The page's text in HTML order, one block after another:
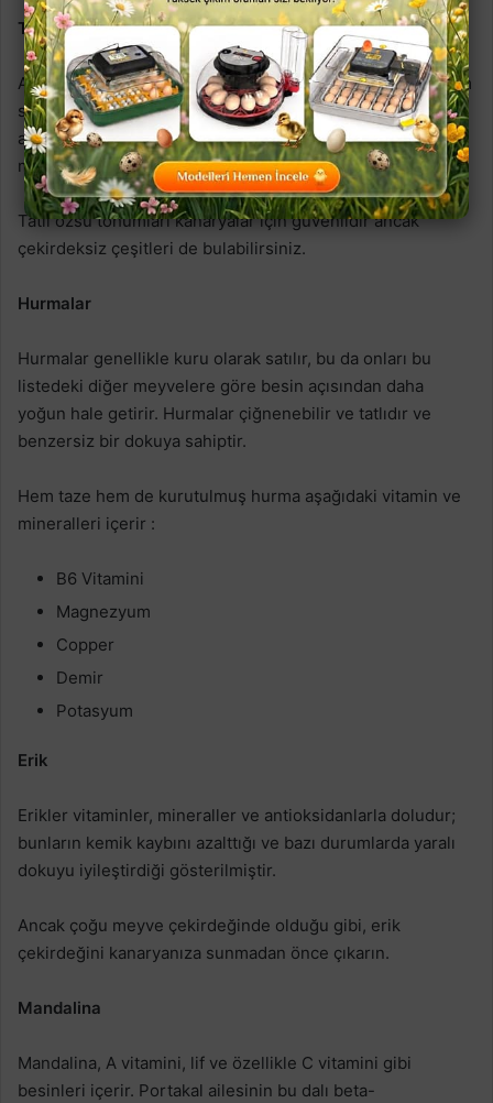
Tatlı özsu
Ailedeki diğer bitkiler gibi tatlı özsu da kuşunuzun sindirim
sistemine faydalı olan lif açısından zengindir. tatlı özsu
ayrıca B6, C, K vitaminleri, potasyum ve magnezyum
mineralleri açısından da zengindir.
Tatlı özsu tohumları kanaryalar için güvenlidir ancak
çekirdeksiz çeşitleri de bulabilirsiniz.
Hurmalar
Hurmalar genellikle kuru olarak satılır, bu da onları bu
listedeki diğer meyvelere göre besin açısından daha
yoğun hale getirir. Hurmalar çiğnenebilir ve tatlıdır ve
benzersiz bir dokuya sahiptir.
Hem taze hem de kurutulmuş hurma aşağıdaki vitamin ve
mineralleri içerir :
B6 Vitamini
Magnezyum
Copper
Demir
Potasyum
Erik
Erikler vitaminler, mineraller ve antioksidanlarla doludur;
bunların kemik kaybını azalttığı ve bazı durumlarda yaralı
dokuyu iyileştirdiği gösterilmiştir.
Ancak çoğu meyve çekirdeğinde olduğu gibi, erik
çekirdeğini kanaryanıza sunmadan önce çıkarın.
Mandalina
Mandalina, A vitamini, lif ve özellikle C vitamini gibi
besinleri içerir. Portakal ailesinin bu dalı beta-